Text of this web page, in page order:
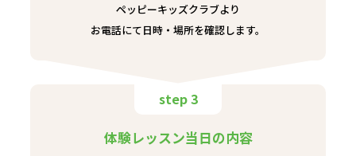
ペッピーキッズクラブより
お電話にて日時・場所を確認します。
step 3
体験レッスン当日の内容